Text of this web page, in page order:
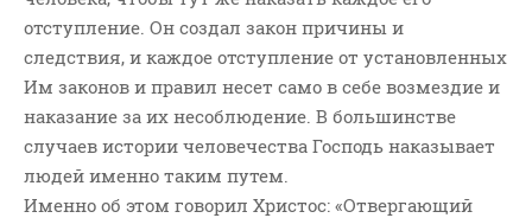
отступление. Он создал закон причины и
следствия, и каждое отступление от установленных
Им законов и правил несет само в себе возмездие и
наказание за их несоблюдение. В большинстве
случаев истории человечества Господь наказывает
людей именно таким путем.
Именно об этом говорил Христос: «Отвергающий